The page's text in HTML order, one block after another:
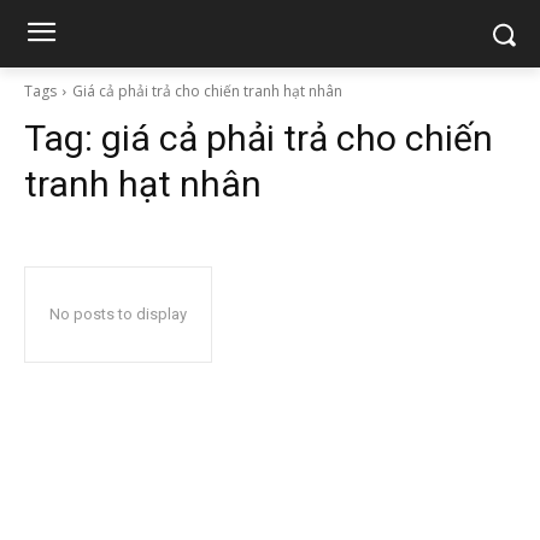
Tags Giá cả phải trả cho chiến tranh hạt nhân
Tag: giá cả phải trả cho chiến
tranh hạt nhân
No posts to display